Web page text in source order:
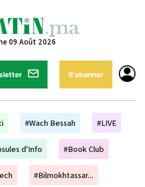
09 Août 2026
S'abonner
#Wach Bessah #LIVE
d'Info #Book Club
#Bilmokhtassar...